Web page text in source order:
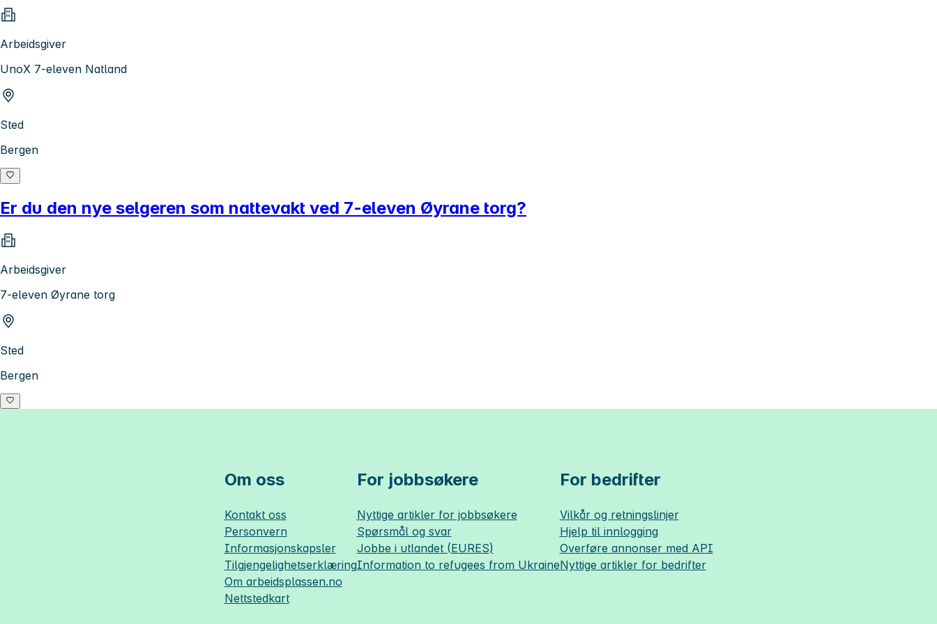
Arbeidsgiver
UnoX 7-eleven Natland
Sted
Bergen
Er du den nye selgeren som nattevakt ved 7-eleven Øyrane torg?
Arbeidsgiver
7-eleven Øyrane torg
Sted
Bergen
Om oss
Kontakt oss
Personvern
Informasjonskapsler
Tilgjengelighetserklæring
Om arbeidsplassen.no
Nettstedkart
For jobbsøkere
Nyttige artikler for jobbsøkere
Spørsmål og svar
Jobbe i utlandet (EURES)
Information to refugees from Ukraine
For bedrifter
Vilkår og retningslinjer
Hjelp til innlogging
Overføre annonser med API
Nyttige artikler for bedrifter